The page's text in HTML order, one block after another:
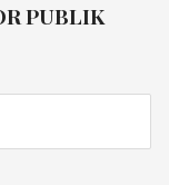
PUBLIK